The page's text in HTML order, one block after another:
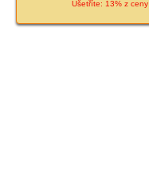
Ušetříte: 13% z ceny